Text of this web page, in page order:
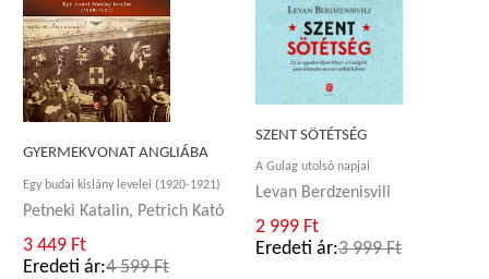
GYERMEKVONAT ANGLIÁBA
Egy budai kislány levelei (1920-1921)
Petneki Katalin, Petrich Kató
3 449 Ft
Eredeti ár:4 599 Ft
SZENT SÖTÉTSÉG
A Gulag utolsó napjai
Levan Berdzenisvili
2 999 Ft
Eredeti ár:3 999 Ft